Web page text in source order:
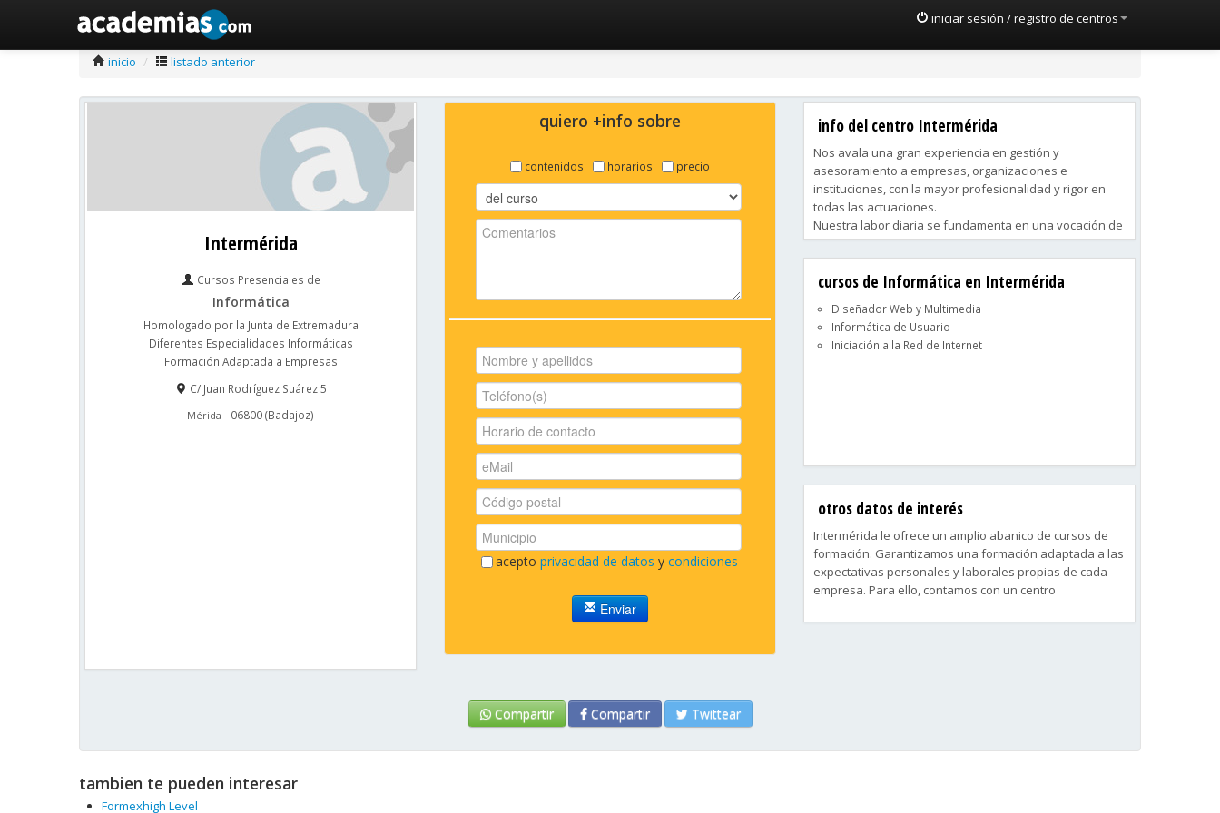
iniciar sesión / registro de centros
inicio / listado anterior
Intermérida
Cursos Presenciales de
Informática
Homologado por la Junta de Extremadura
Diferentes Especialidades Informáticas
Formación Adaptada a Empresas
C/ Juan Rodríguez Suárez 5
Mérida - 06800(Badajoz)
quiero +info sobre
contenidos horarios precio
aceptoprivacidad de datos ycondiciones
Enviar
info del centro Intermérida
Nos avala una gran experiencia en gestión y
asesoramiento a empresas, organizaciones e
instituciones, con la mayor profesionalidad y rigor en
todas las actuaciones.
Nuestra labor diaria se fundamenta en una vocación de
servicio personalizado y de calidad hacia nuestros
clientes.
Intermérida ofrece a las empresas una solución
informática, desde la planificación integral hasta la
puesta en marcha, el mantenimiento y la actualización.
Proporcionamos asesoramiento profesional completo a
cursos de Informática en Intermérida
Diseñador Web y Multimedia
Informática de Usuario
Iniciación a la Red de Internet
otros datos de interés
Intermérida le ofrece un amplio abanico de cursos de
formación. Garantizamos una formación adaptada a las
expectativas personales y laborales propias de cada
empresa. Para ello, contamos con un centro
Compartir Compartir Twittear
tambien te pueden interesar
Formexhigh Level